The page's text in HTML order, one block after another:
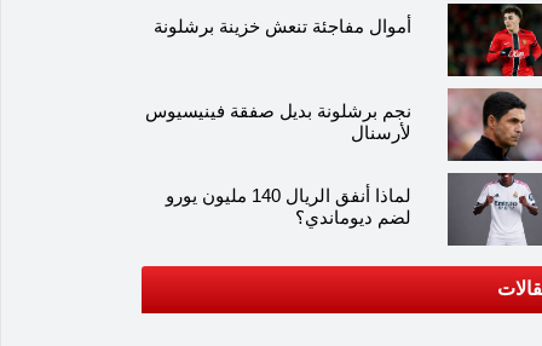
أموال مفاجئة تنعش خزينة برشلونة
نجم برشلونة بديل صفقة فينيسيوس
لأرسنال
لماذا أنفق الريال 140 مليون يورو
لضم ديوماندي؟